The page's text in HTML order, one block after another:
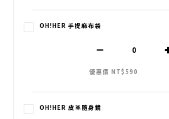
OH!HER 手提麻布袋
優惠價 NT$590
OH!HER 皮革隨身鏡